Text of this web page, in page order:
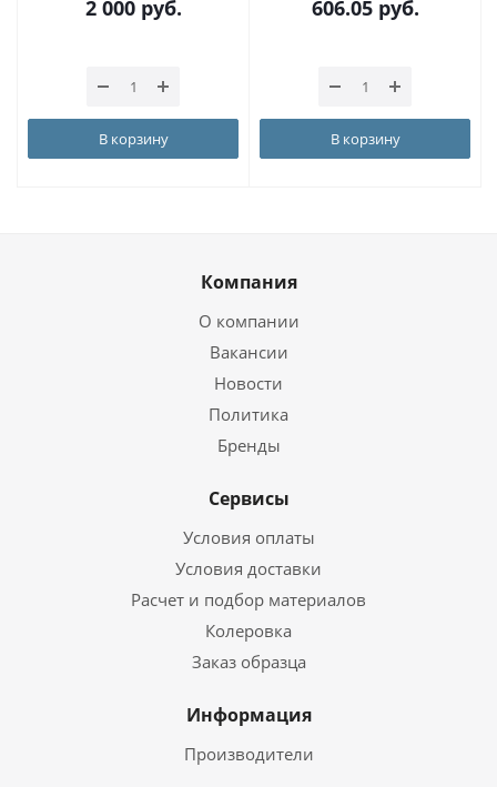
2 000руб.
В корзину
606.05руб.
В корзину
Компания
О компании
Вакансии
Новости
Политика
Бренды
Сервисы
Условия оплаты
Условия доставки
Расчет и подбор материалов
Колеровка
Заказ образца
Информация
Производители